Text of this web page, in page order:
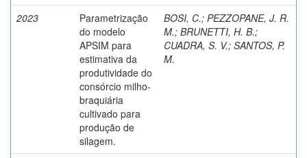
2023
Parametrização
do modelo
APSIM para
estimativa da
produtividade do
consórcio milho-
braquiária
cultivado para
produção de
silagem.
BOSI, C.; PEZZOPANE, J. R.
M.; BRUNETTI, H. B.;
CUADRA, S. V.; SANTOS, P.
M.